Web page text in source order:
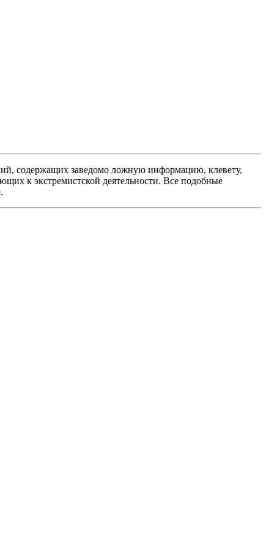
содержащих заведомо ложную информацию, клевету,
к экстремистской деятельности. Все подобные